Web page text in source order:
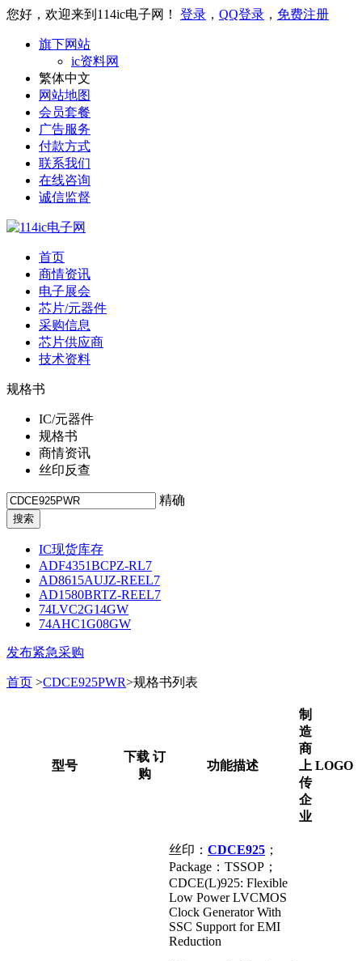
您好，欢迎来到114ic电子网！ 登录 ， QQ登录 ， 免费注册
旗下网站
ic资料网
繁体中文
网站地图
会员套餐
广告服务
付款方式
联系我们
在线咨询
诚信监督
首页
商情资讯
电子展会
芯片/元器件
采购信息
芯片供应商
技术资料
规格书
IC/元器件
规格书
商情资讯
丝印反查
精确
IC现货库存
ADF4351BCPZ-RL7
AD8615AUJZ-REEL7
AD1580BRTZ-REEL7
74LVC2G14GW
74AHC1G08GW
发布紧急采购
首页 >CDCE925PWR>规格书列表
型号
下载 订
购
功能描述
制
造
商
上
传
企
业
LOGO
丝印： CDCE925 ；
Package：TSSOP；
CDCE(L)925: Flexible
Low Power LVCMOS
Clock Generator With
SSC Support for EMI
Reduction